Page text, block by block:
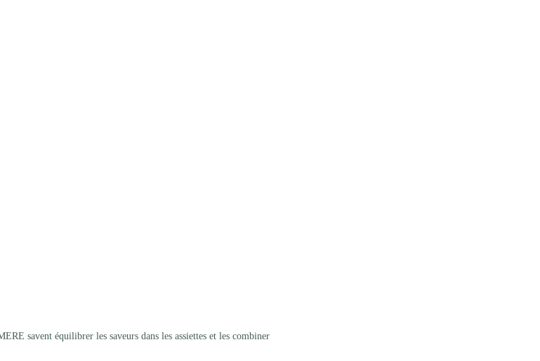
savent équilibrer les saveurs dans les assiettes et les combiner